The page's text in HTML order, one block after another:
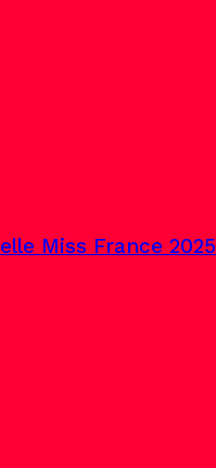
Miss France 2025